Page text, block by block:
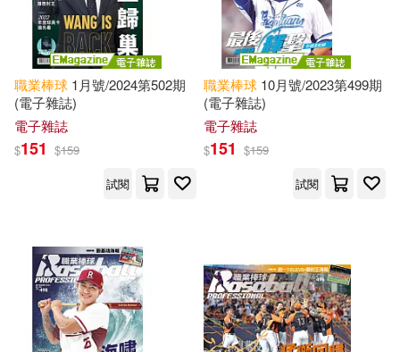
職業棒球 1月號/2024第502期
(電子雜誌)
電子雜誌
$151 $159
試閱
職業棒球 10月號/2023第499期
(電子雜誌)
電子雜誌
$151 $159
試閱